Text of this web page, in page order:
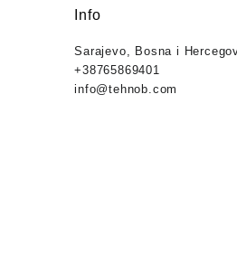
Info
Sarajevo, Bosna i
+38765869401
info@tehnob.com